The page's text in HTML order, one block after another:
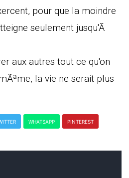
pour que la moindre
seulement jusqu'Ã
aux autres tout ce qu'on
la vie ne serait plus
WHATSAPP PINTEREST